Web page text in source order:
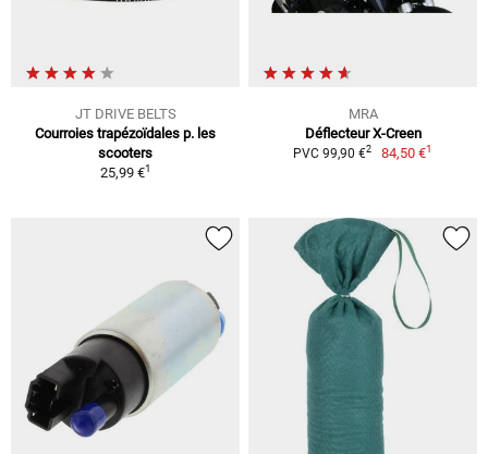
JT DRIVE BELTS
Courroies trapézoïdales p. les
scooters
25,99 €1
MRA
Déflecteur X-Creen
PVC 99,90 €2 84,50 €1